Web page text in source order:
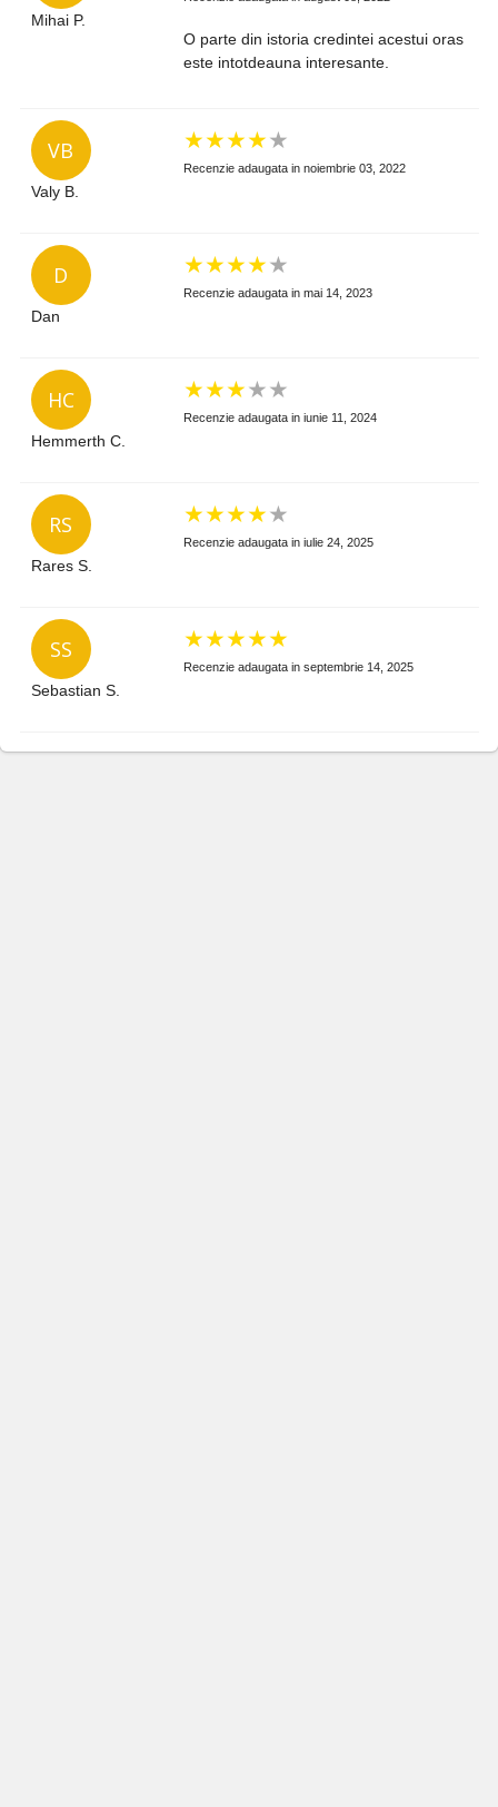
Mihai P.
O parte din istoria credintei acestui oras
este intotdeauna interesante.
VB
Valy B.
★★★★★
Recenzie adaugata in noiembrie 03, 2022
D
Dan
★★★★★
Recenzie adaugata in mai 14, 2023
HC
Hemmerth C.
★★★★★
Recenzie adaugata in iunie 11, 2024
RS
Rares S.
★★★★★
Recenzie adaugata in iulie 24, 2025
SS
Sebastian S.
★★★★★
Recenzie adaugata in septembrie 14, 2025